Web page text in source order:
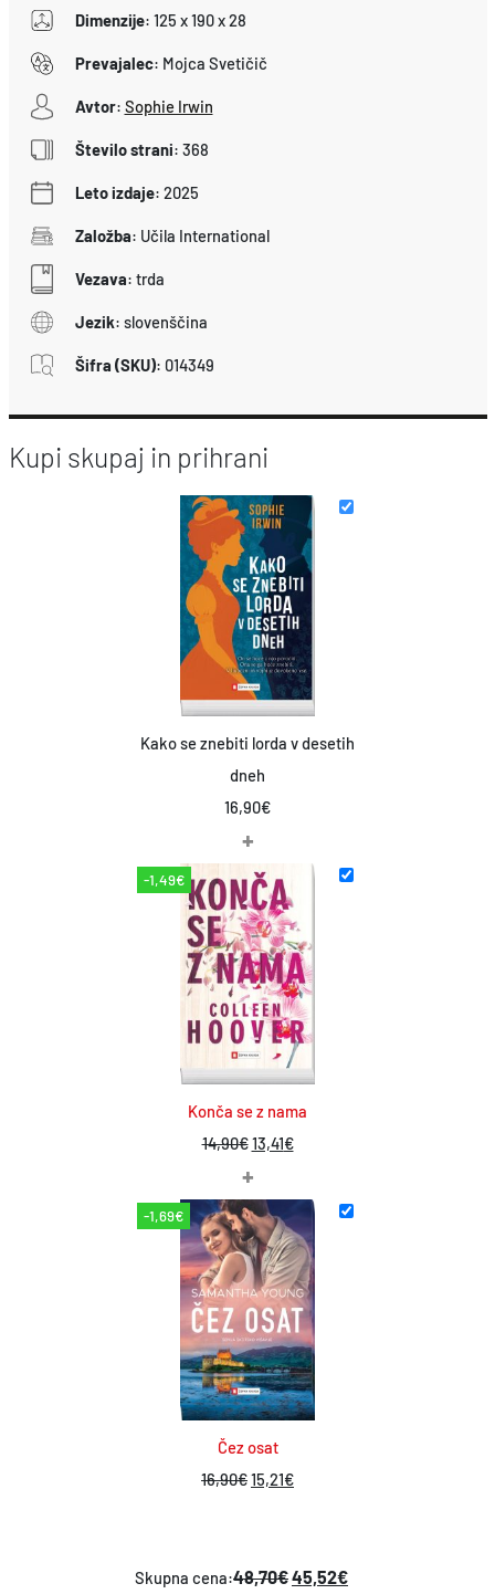
Dimenzije: 125 x 190 x 28
Prevajalec: Mojca Svetičič
Avtor: Sophie Irwin
Število strani: 368
Leto izdaje: 2025
Založba: Učila International
Vezava: trda
Jezik: slovenščina
Šifra (SKU): 014349
Kupi skupaj in prihrani
Kako se znebiti lorda v desetih
dneh
16,90€
+
-1,49€
Konča se z nama
14,90€I
z
v
i
r
n
a
c
e
j
13,41€T
e
n
u
t
n
a
c
a
+
-1,69€
Čez osat
16,90€I
i
15,21€T
n
Skupna cena:48,70€45,52€